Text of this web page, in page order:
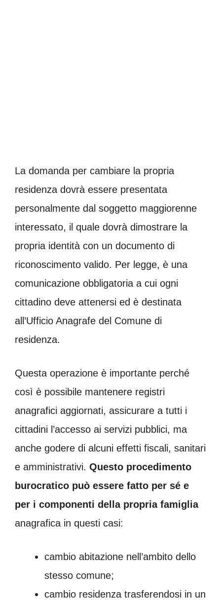
La domanda per cambiare la propria
residenza dovrà essere presentata
personalmente dal soggetto maggiorenne
interessato, il quale dovrà dimostrare la
propria identità con un documento di
riconoscimento valido. Per legge, è una
comunicazione obbligatoria a cui ogni
cittadino deve attenersi ed è destinata
all’Ufficio Anagrafe del Comune di
residenza.
Questa operazione è importante perché
così è possibile mantenere registri
anagrafici aggiornati, assicurare a tutti i
cittadini l’accesso ai servizi pubblici, ma
anche godere di alcuni effetti fiscali, sanitari
e amministrativi. Questo procedimento
burocratico può essere fatto per sé e
per i componenti della propria famiglia
anagrafica in questi casi:
cambio abitazione nell’ambito dello
stesso comune;
cambio residenza trasferendosi in un